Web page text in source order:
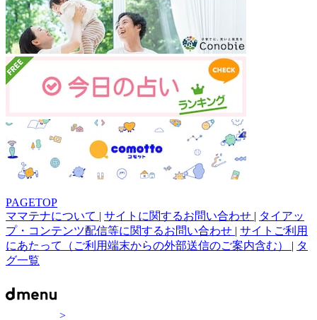
PAGETOP
ママテナについて | サイトに関するお問い合わせ | タイアッ
プ・コンテンツ配信等に関するお問い合わせ | サイトご利用
にあたって（ご利用端末からの外部送信のご案内含む） | タ
グ一覧
>